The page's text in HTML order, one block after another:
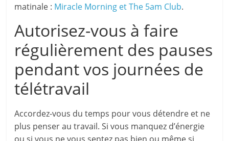
matinale : Miracle Morning et The 5am Club.
Autorisez-vous à faire
régulièrement des pauses
pendant vos journées de
télétravail
Accordez-vous du temps pour vous détendre et ne
plus penser au travail. Si vous manquez d’énergie